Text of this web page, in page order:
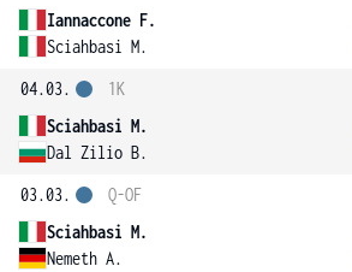
Iannaccone F.
Sciahbasi M.
04.03.
Sciahbasi M.
Dal Zilio B.
1K
03.03.
Sciahbasi M.
Nemeth A.
Q-OF